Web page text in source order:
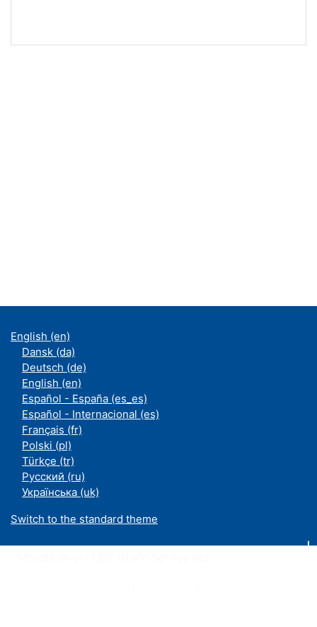
English ‎(en)‎
Dansk ‎(da)‎
Deutsch ‎(de)‎
English ‎(en)‎
Español - España ‎(es_es)‎
Español - Internacional ‎(es)‎
Français ‎(fr)‎
Polski ‎(pl)‎
Türkçe ‎(tr)‎
Русский ‎(ru)‎
Українська ‎(uk)‎
Switch to the standard theme